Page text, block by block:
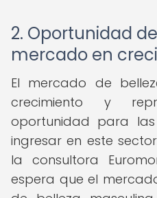
2. Oportunidad
mercado en
El mercado de
crecimiento y
oportunidad para
ingresar en este
la consultora
espera que el